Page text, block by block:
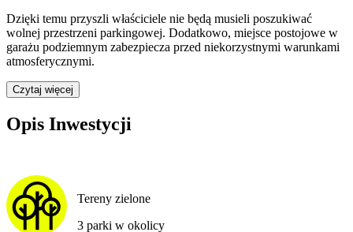
Dzięki temu przyszli właściciele nie będą musieli poszukiwać
wolnej przestrzeni parkingowej. Dodatkowo, miejsce postojowe w
garażu podziemnym zabezpiecza przed niekorzystnymi warunkami
atmosferycznymi.
Czytaj więcej
Opis Inwestycji
Tereny zielone
3 parki w okolicy